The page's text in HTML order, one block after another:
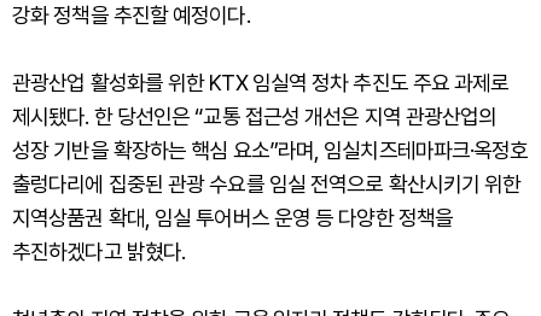
강화 정책을 추진할 예정이다.
관광산업 활성화를 위한 KTX 임실역 정차 추진도 주요 과제로
제시됐다. 한 당선인은 “교통 접근성 개선은 지역 관광산업의
성장 기반을 확장하는 핵심 요소”라며, 임실치즈테마파크·옥정호
출렁다리에 집중된 관광 수요를 임실 전역으로 확산시키기 위한
지역상품권 확대, 임실 투어버스 운영 등 다양한 정책을
추진하겠다고 밝혔다.